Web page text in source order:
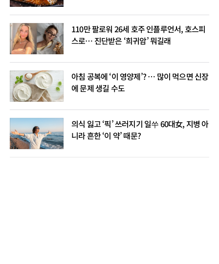
110만 팔로워 26세 호주 인플루언서, 호스피
스로… 진단받은 ‘희귀암’ 뭐길래
아침 공복에 ‘이 영양제’? … 많이 먹으면 신장
에 문제 생길 수도
의식 잃고 ‘픽’ 쓰러지기 일쑤 60대女, 지병 아
니라 흔한 ‘이 약’ 때문?